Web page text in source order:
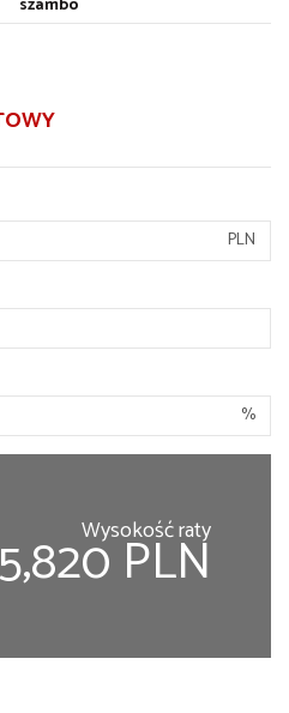
szambo
PLN
%
Wysokość raty
5,820 PLN